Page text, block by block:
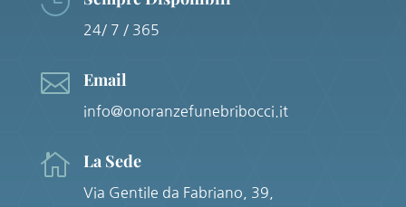
24/ 7 / 365
 Email
info@onoranzefunebribocci.it
 La Sede
Via Gentile da Fabriano, 39,